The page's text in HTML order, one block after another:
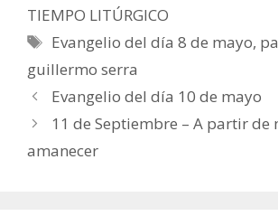
TIEMPO LITÚRGICO
Etiquetas
Evangelio del día 8 de mayo,
guillermo serra
Evangelio del día 10 de mayo
11 de Septiembre – A partir
amanecer